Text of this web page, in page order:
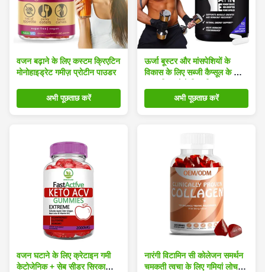
वजन बढ़ाने के लिए कस्टम क्रिएटिन
मोनोहाइड्रेट गमीज़ प्रोटीन पाउडर
अभी पूछताछ करें
ऊर्जा बूस्टर और मांसपेशियों के
विकास के लिए सब्जी कैप्सूल के साथ
मोनोहाइड्रेट कैप्सूल
अभी पूछताछ करें
वजन घटाने के लिए क्रेटाइन गमी
केटोजेनिक + सेब सीडर सिरका
नारंगी विटामिन सी कोलेजन समर्थन
चमकती त्वचा के लिए गमियां लोच